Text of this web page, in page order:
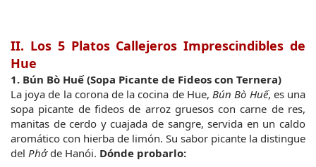
II. Los 5 Platos Callejeros Imprescindibles de
Hue
1. Bún Bò Huế (Sopa Picante de Fideos con Ternera)
La joya de la corona de la cocina de Hue, Bún Bò Huế, es una
sopa picante de fideos de arroz gruesos con carne de res,
manitas de cerdo y cuajada de sangre, servida en un caldo
aromático con hierba de limón. Su sabor picante la distingue
del Phở de Hanói. Dónde probarlo: